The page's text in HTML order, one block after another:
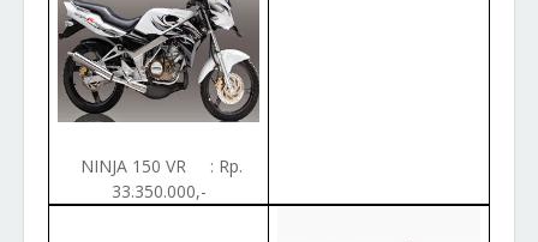
NINJA 150 VR : Rp.
33.350.000,-